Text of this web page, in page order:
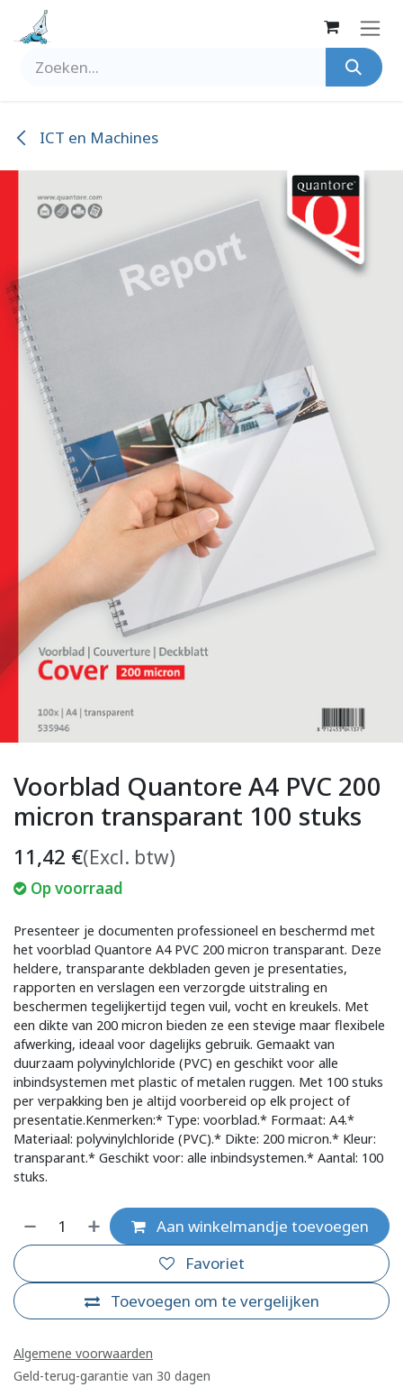
Overslaan naar inhoud
ICT en Machines
Voorblad Quantore A4 PVC 200
micron transparant 100 stuks
11,42 €(Excl. btw)
Op voorraad
Presenteer je documenten professioneel en beschermd met
het voorblad Quantore A4 PVC 200 micron transparant. Deze
heldere, transparante dekbladen geven je presentaties,
rapporten en verslagen een verzorgde uitstraling en
beschermen tegelijkertijd tegen vuil, vocht en kreukels. Met
een dikte van 200 micron bieden ze een stevige maar flexibele
afwerking, ideaal voor dagelijks gebruik. Gemaakt van
duurzaam polyvinylchloride (PVC) en geschikt voor alle
inbindsystemen met plastic of metalen ruggen. Met 100 stuks
per verpakking ben je altijd voorbereid op elk project of
presentatie.Kenmerken:* Type: voorblad.* Formaat: A4.*
Materiaal: polyvinylchloride (PVC).* Dikte: 200 micron.* Kleur:
transparant.* Geschikt voor: alle inbindsystemen.* Aantal: 100
stuks.
Aan winkelmandje toevoegen
Toevoegen om te vergelijken
Favoriet
Algemene voorwaarden
Geld-terug-garantie van 30 dagen